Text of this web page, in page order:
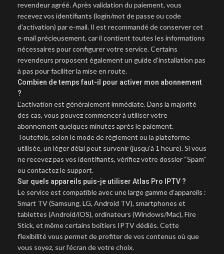
revendeur agréé. Après validation du paiement, vous
recevez vos identifiants (login/mot de passe ou code
d’activation) par e‑mail. Il est recommandé de conserver cet
e‑mail précieusement, car il contient toutes les informations
nécessaires pour configurer votre service. Certains
revendeurs proposent également un guide d’installation pas
à pas pour faciliter la mise en route.
Combien de temps faut-il pour activer mon abonnement
?
L’activation est généralement immédiate. Dans la majorité
des cas, vous pouvez commencer à utiliser votre
abonnement quelques minutes après le paiement.
Toutefois, selon le mode de règlement ou la plateforme
utilisée, un léger délai peut survenir (jusqu’à 1 heure). Si vous
ne recevez pas vos identifiants, vérifiez votre dossier “Spam”
ou contactez le support.
Sur quels appareils puis-je utiliser Atlas Pro IPTV ?
Le service est compatible avec une large gamme d’appareils :
Smart TV (Samsung, LG, Android TV), smartphones et
tablettes (Android/iOS), ordinateurs (Windows/Mac), Fire
Stick, et même certains boîtiers IPTV dédiés. Cette
flexibilité vous permet de profiter de vos contenus où que
vous soyez, sur l’écran de votre choix.